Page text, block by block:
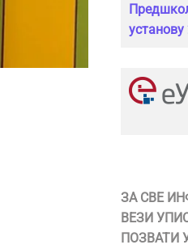
ЗА СВЕ
ВЕЗИ
ПОЗВАТИ